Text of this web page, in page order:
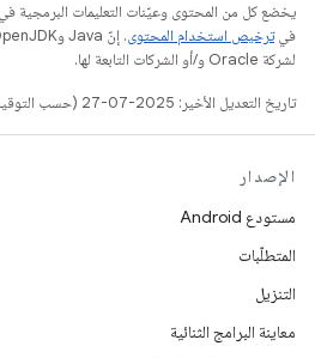
يخضع كل من المحتوى وعيّنات التعليمات البرمجية
فيترخيص استخدام المحتوى
لشركة Oracle و/أو الشركات التابعة لها.
تاريخ التعديل الأخير: 2025-07-27 (حسب التوقيت العالمي المتفَّق عليه)
الإصدار
مستودع Android
المتطلّبات
التنزيل
معاينة البرامج الثنائية